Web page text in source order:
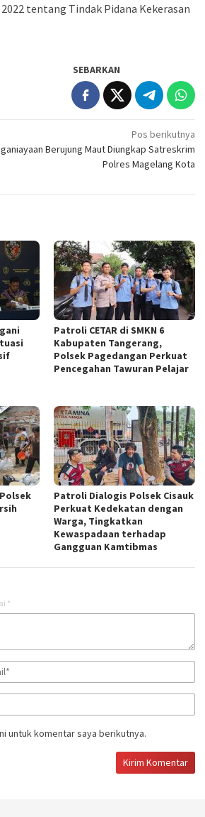
tentang Tindak Pidana Kekerasan
SEBARKAN
Pos berikutnya
Berujung Maut Diungkap Satreskrim
Polres Magelang Kota
Patroli CETAR di SMKN 6
Kabupaten Tangerang,
Polsek Pagedangan Perkuat
Pencegahan Tawuran Pelajar
Patroli Dialogis Polsek Cisauk
Perkuat Kedekatan dengan
Warga, Tingkatkan
Kewaspadaan terhadap
Gangguan Kamtibmas
*
untuk komentar saya berikutnya.